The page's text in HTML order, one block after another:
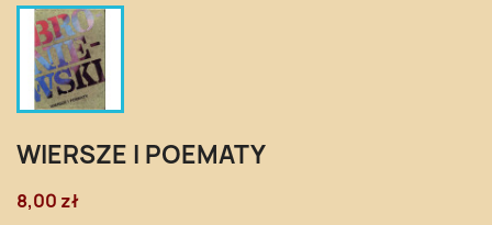
WIERSZE I POEMATY
8,00 zł